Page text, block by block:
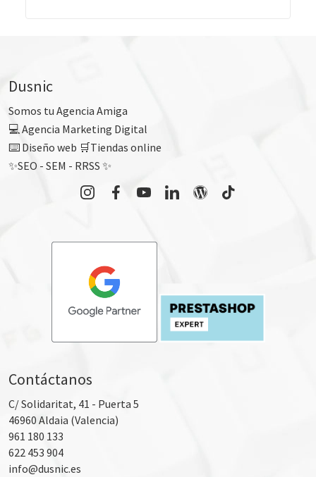
Dusnic
Somos tu Agencia Amiga
💻 Agencia Marketing Digital
⌨️ Diseño web 🛒Tiendas online
✨SEO - SEM - RRSS ✨
Contáctanos
C/ Solidaritat, 41 - Puerta 5
46960 Aldaia (Valencia)
961 180 133
622 453 904
info@dusnic.es